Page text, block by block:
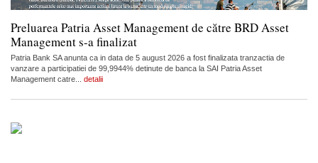
Preluarea Patria Asset Management de către BRD Asset
Management s-a finalizat
Patria Bank SA anunta ca in data de 5 august 2026 a fost finalizata tranzactia de
vanzare a participatiei de 99,9944% detinute de banca la SAI Patria Asset
Management catre... detalii